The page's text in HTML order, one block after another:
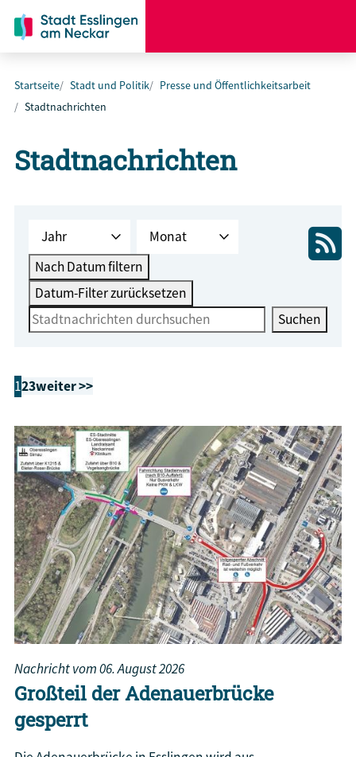
Startseite Stadt und Politik
Presse und Öffentlichkeitsarbeit
Stadtnachrichten
Stadtnachrichten
Nach Datum filtern
Datum-Filter zurücksetzen
123weiter >>
Nachricht vom06. August 2026
Großteil der Adenauerbrücke
gesperrt